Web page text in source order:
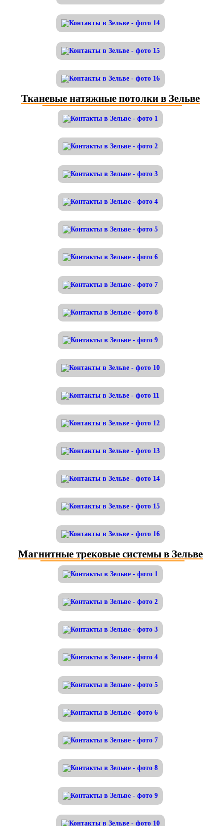
Тканевые натяжные потолки в Зельве
Магнитные трековые системы в Зельве